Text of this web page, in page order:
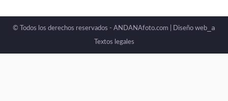
© Todos los derechos reservados - ANDANAfoto.com | Diseño web _a
Textos legales